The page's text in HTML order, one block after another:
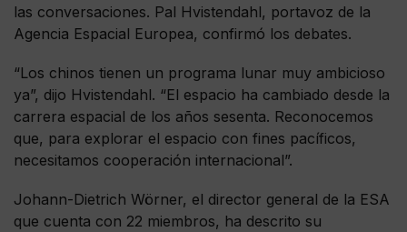
las conversaciones. Pal Hvistendahl, portavoz de la
Agencia Espacial Europea, confirmó los debates.
“Los chinos tienen un programa lunar muy ambicioso
ya”, dijo Hvistendahl. “El espacio ha cambiado desde la
carrera espacial de los años sesenta. Reconocemos
que, para explorar el espacio con fines pacíficos,
necesitamos cooperación internacional”.
Johann-Dietrich Wörner, el director general de la ESA
que cuenta con 22 miembros, ha descrito su